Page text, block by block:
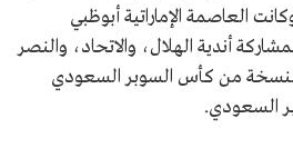
في النهائي 1/4، وكانت العاصمة الإماراتية أبوظبي
أندية الهلال، والاتحاد، والنصر
من كأس السوبر السعودي
السعودي.